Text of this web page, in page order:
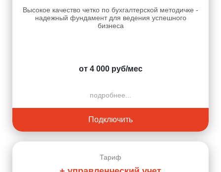
Высокое качество четко по бухгалтерской методичке -
надежный фундамент для ведения успешного
бизнеса
от 4 000 руб/мес
подробнее...
Подключить
Тариф